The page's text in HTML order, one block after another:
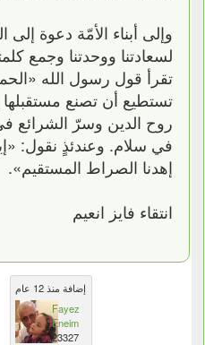
وإلى أبناء الأمّة دعوة إلى
لسعادتنا ووحدتنا وجمع
تقرأ قول رسول الله
تستطيع أن تصنع مستقبلها
روح الدين وسرّ الشرائع
في سلام. وعندئذٍ نقول:
إهدنا الصراط المستقيم».
انتقاء فايز انعيم
إضافة منذ 12 عام
Fayez
Eneim
23327